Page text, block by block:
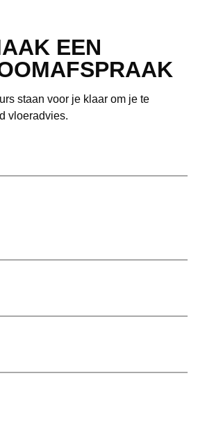
EEN
staan voor je klaar om je te
vloeradvies.